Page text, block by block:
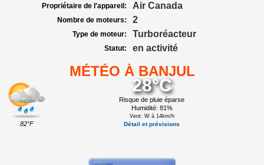
Propriétaire de l'appareil: Air Canada
Nombre de moteurs: 2
Type de moteur: Turboréacteur
Statut: en activité
MÉTÉO À BANJUL
82°F
28°C
Risque de pluie éparse
Humidité: 81%
Vent: W à 14km/h
Détail et prévisions